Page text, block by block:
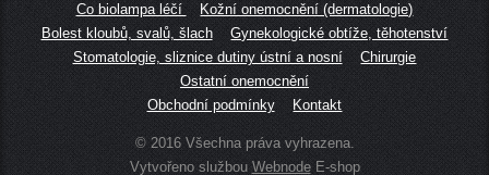
Co biolampa léčí
Kožní onemocnění (dermatologie)
Bolest kloubů, svalů, šlach
Gynekologické obtíže, těhotenství
Stomatologie, sliznice dutiny ústní a nosní
Chirurgie
Ostatní onemocnění
Obchodní podmínky
Kontakt
© 2016 Všechna práva vyhrazena.
Vytvořeno službou WebnodeE-shop